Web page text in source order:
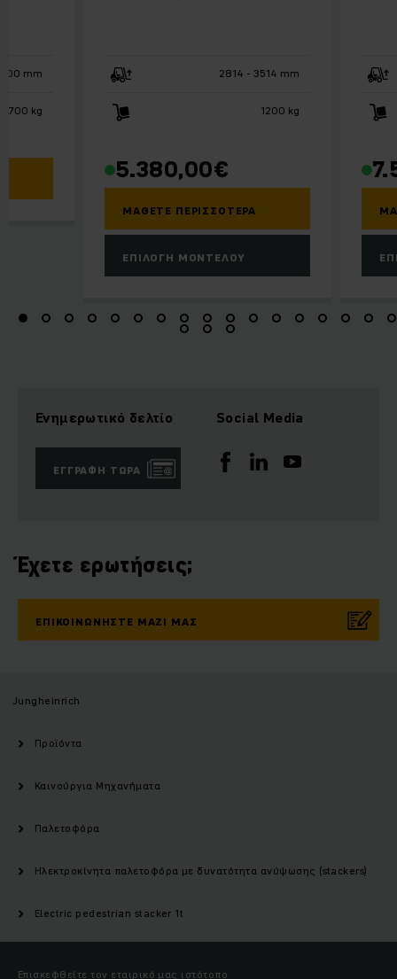
2814 - 3514 mm
1200 kg
€
5.380,00
ΜΆΘΕΤΕ ΠΕΡΙΣΣΌΤΕΡΑ
ΕΠΙΛΟΓΉ ΜΟΝΤΈΛΟΥ
mm
kg
Ενημερωτικό δελτίο
ΕΓΓΡΑΦΉ ΤΏΡΑ
Social Media
Έχετε ερωτήσεις;
ΕΠΙΚΟΙΝΩΝΉΣΤΕ ΜΑΖΊ ΜΑΣ
Jungheinrich
Προϊόντα
Καινούργια Μηχανήματα
Παλετοφόρα
Ηλεκτροκίνητα παλετοφόρα με δυνατότητα ανύψωσης (stackers)
Electric pedestrian stacker 1t
Επισκεφθείτε τον εταιρικό μας ιστότοπο